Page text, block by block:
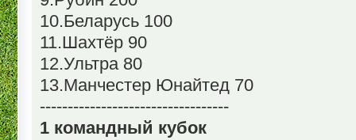
10.Беларусь 100
11.Шахтёр 90
12.Ультра 80
13.Манчестер Юнайтед 70
----------------------------------
1 командный кубок